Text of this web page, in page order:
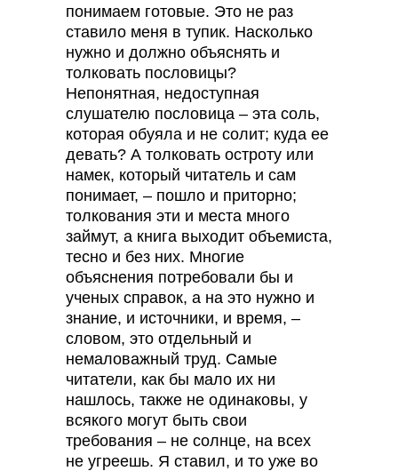
понимаем готовые. Это не раз
ставило меня в тупик. Насколько
нужно и должно объяснять и
толковать пословицы?
Непонятная, недоступная
слушателю пословица – эта соль,
которая обуяла и не солит; куда ее
девать? А толковать остроту или
намек, который читатель и сам
понимает, – пошло и приторно;
толкования эти и места много
займут, а книга выходит объемиста,
тесно и без них. Многие
объяснения потребовали бы и
ученых справок, а на это нужно и
знание, и источники, и время, –
словом, это отдельный и
немаловажный труд. Самые
читатели, как бы мало их ни
нашлось, также не одинаковы, у
всякого могут быть свои
требования – не солнце, на всех
не угреешь. Я ставил, и то уже во